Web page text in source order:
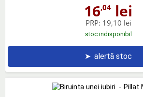
16,04 lei
PRP: 19,10 lei
stoc indisponibil
➤ alertă stoc